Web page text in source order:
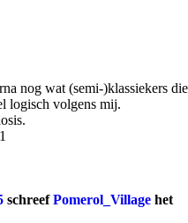
nog wat (semi-)klassiekers die
logisch volgens mij.
schreefPomerol_Village het